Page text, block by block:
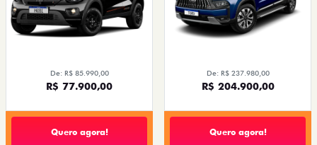
De: R$ 85.990,00
R$ 77.900,00
Quero agora!
De: R$ 237.980,00
R$ 204.900,00
Quero agora!